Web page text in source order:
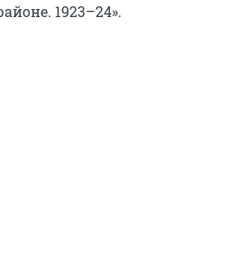
1923–24».